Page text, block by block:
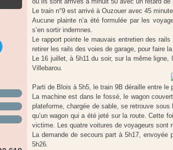
Le train n°9 est arrivé à Ouzouer avec 45
Aucune plainte n’a été formulée par les
s’en sortir indemnes.
Le rapport pointe le mauvais entretien des
retirer les rails des voies de garage, pour faire
Le 16 juillet, à 5h11 du soir, sur la même
Villebarou.
Parti de Blois à 5h5, le train 9B déraille entre le
La machine est dans le fossé, le wagon
plateforme, chargée de sable, se retrouve
qu’un wagon qui a été jeté sur la route. Cette
victime. Les quatre voitures de voyageurs sont
La demande de secours part à 5h17,
5h26.